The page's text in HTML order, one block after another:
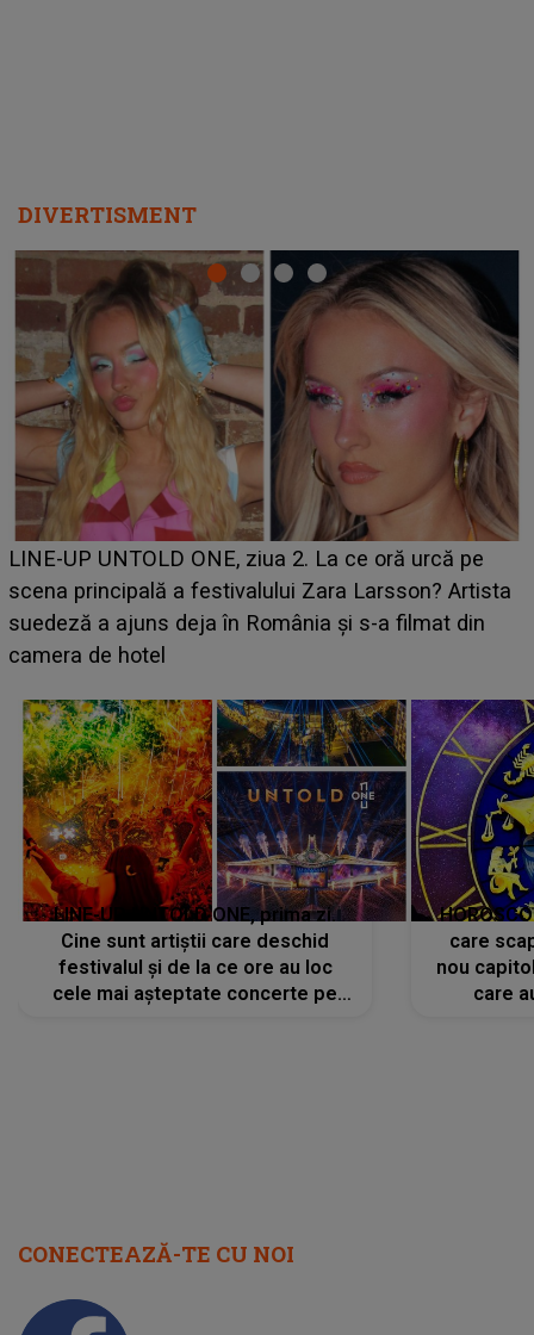
DIVERTISMENT
Ce a dezvăluit noua concurentă din "Casa Iubirii" l-a
luat prin surprindere pe Emanuel. CINE ESTE
BĂIATUL VIZAT de Alexandra?! Aflându-se în fața
faptului împlinit, A RECUNOSCUT IMEDIAT: "Am
LINE-UP UNTOLD ONE, prima zi.
Cine sunt artiștii care deschid
festivalul și de la ce ore au loc
cele mai așteptate concerte pe
care
nou
care
CONECTEAZĂ-TE CU NOI